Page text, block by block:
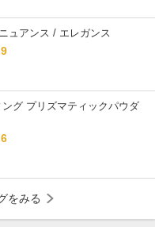
ュアンス / エレガンス
グ プリズマティックパウダ
をみる